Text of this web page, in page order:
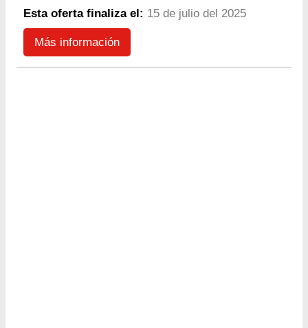
Esta oferta finaliza el: 15 de julio del 2025
Más información